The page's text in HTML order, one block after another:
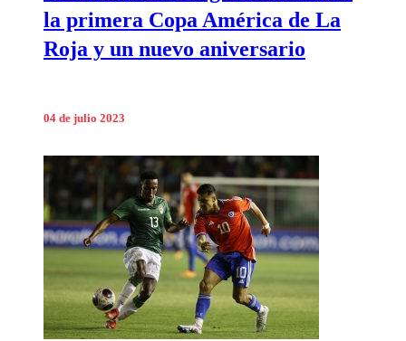
la primera Copa América de La
Roja y un nuevo aniversario
04 de julio 2023